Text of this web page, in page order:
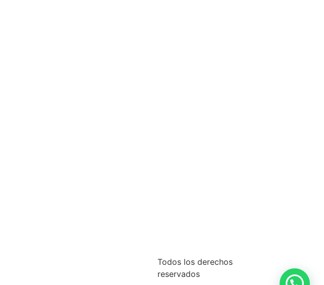
Todos los derechos
reservados